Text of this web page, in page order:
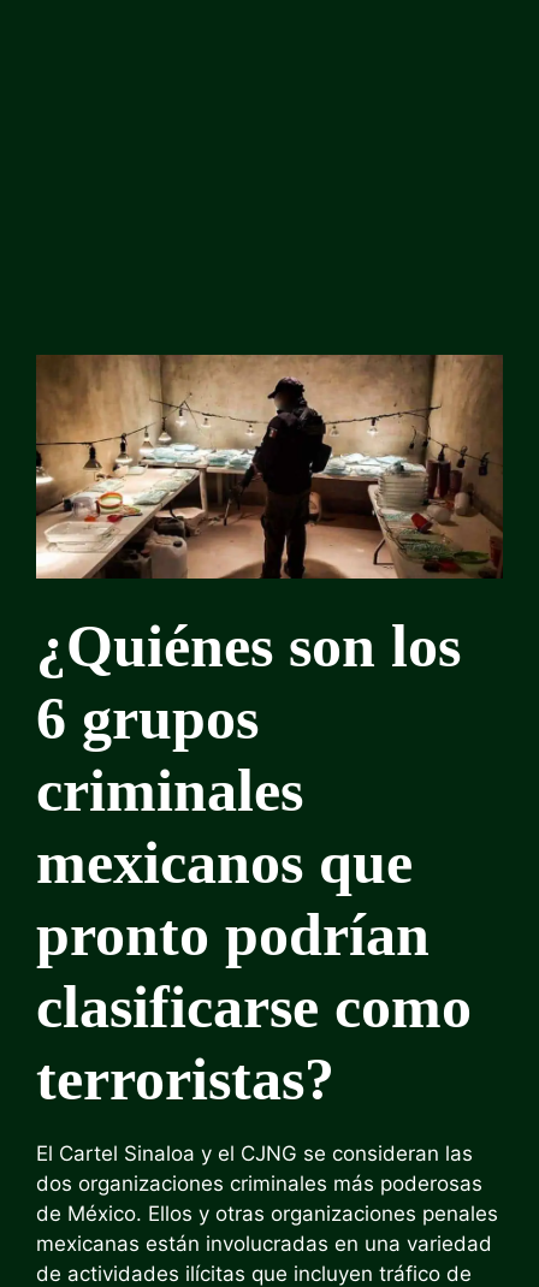
¿Quiénes son los
6 grupos
criminales
mexicanos que
pronto podrían
clasificarse como
terroristas?
El Cartel Sinaloa y el CJNG se consideran las
dos organizaciones criminales más poderosas
de México. Ellos y otras organizaciones penales
mexicanas están involucradas en una variedad
de actividades ilícitas que incluyen tráfico de